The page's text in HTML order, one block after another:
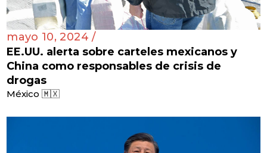
mayo 10, 2024 /
EE.UU. alerta sobre carteles mexicanos y
China como responsables de crisis de
drogas
México 🇲🇽